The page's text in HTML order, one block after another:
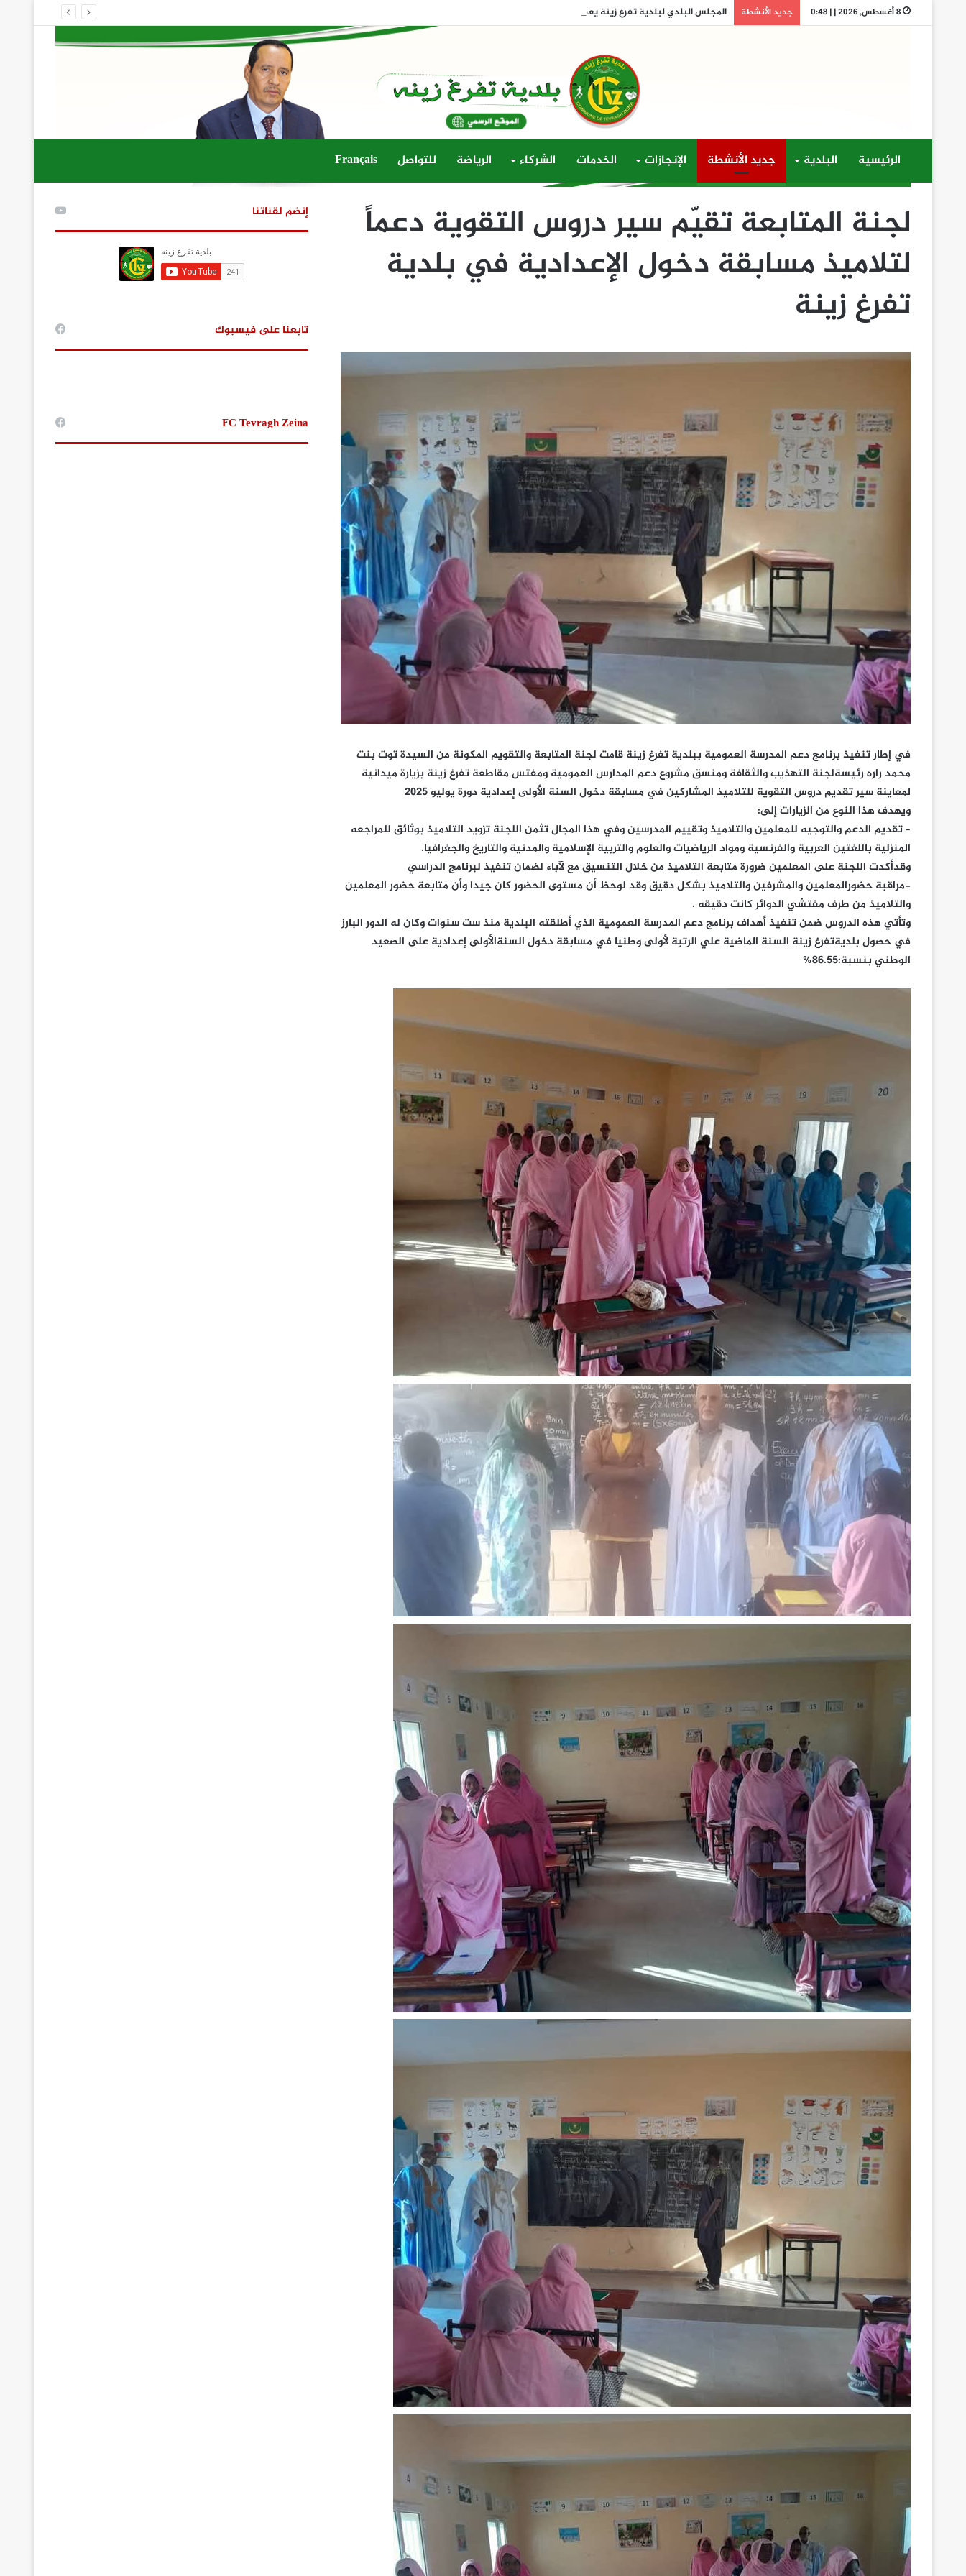
جديد الأنشطة المجلس البلدي لبلدية تفرغ زينة يعقد دورته الثالثة العادية لسنة 2026
الرئيسية البلدية جديد الأنشطة الإنجازات الخدمات الشركاء الرياضة للتواصل Français
لجنة المتابعة تقيّم سير دروس التقوية دعماً
لتلاميذ مسابقة دخول الإعدادية في بلدية
تفرغ زينة
في إطار تنفيذ برنامج دعم المدرسة العمومية ببلدية تفرغ زينة قامت لجنة المتابعة والتقويم المكونة من السيدة توت بنت
محمد راره رئيسةلجنة التهذيب والثقافة ومنسق مشروع دعم المدارس العمومية ومفتس مقاطعة تفرغ زينة بزيارة ميدانية
لمعاينة سير تقديم دروس التقوية للتلاميذ المشاركين في مسابقة دخول السنة الأولى إعدادية دورة يوليو 2025
ويهدف هذا النوع من الزيارات إلى:
– تقديم الدعم والتوجيه للمعلمين والتلاميذ وتقييم المدرسين وفي هذا المجال تثمن اللجنة تزويد التلاميذ بوثائق للمراجعه
المنزلية باللغتين العربية والفرنسية ومواد الرياضيات والعلوم والتربية الإسلامية والمدنية والتاريخ والجغرافيا.
وقدأكدت اللجنة على المعلمين ضرورة متابعة التلاميذ من خلال التنسيق مع لآباء لضمان تنفيذ لبرنامج الدراسي
-مراقبة حضورالمعلمين والمشرفين والتلاميذ بشكل دقيق وقد لوحظ أن مستوى الحضور كان جيدا وأن متابعة حضور المعلمين
والتلاميذ من طرف مفتشي الدوائر كانت دقيقه .
وتأتي هذه الدروس ضمن تنفيذ أهداف برنامج دعم المدرسة العمومية الذي أطلقته البلدية منذ ست سنوات وكان له الدور البارز
في حصول بلديةتفرغ زينة السنة الماضية علي الرتبة لأولى وطنيا في مسابقة دخول السنةالأولى إعدادية على الصعيد
الوطني بنسبة:86.55%
إنضم لقناتنا
تابعنا على فيسبوك
FC Tevragh Zeina